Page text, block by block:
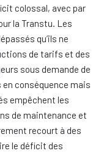
colossal, avec par
la Transtu. Les
qu’ils ne
de tarifs et des
sous demande de
conséquence mais
empêchent les
de maintenance et
recourt à des
le déficit des